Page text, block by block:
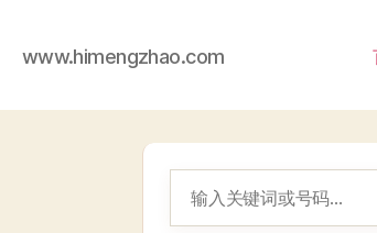
www.himengzhao.com